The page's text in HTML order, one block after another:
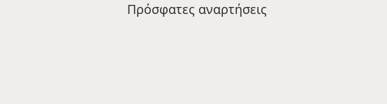
Πρόσφατες αναρτήσεις